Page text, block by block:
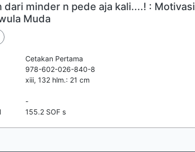
dari minder n pede aja kali....! : Motivasi
Muda
Cetakan Pertama
978-602-026-840-8
xiii, 132 hlm.: 21 cm
-
155.2 SOF s